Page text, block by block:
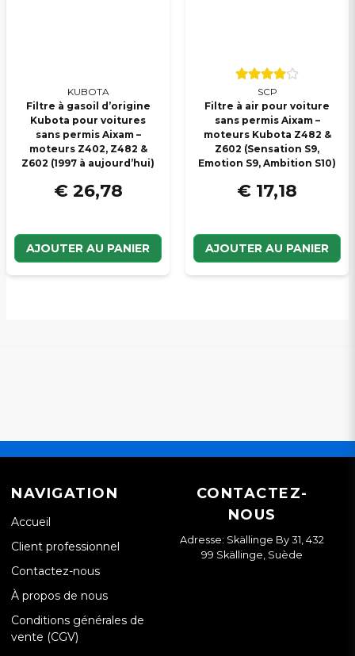
KUBOTA
Filtre à gasoil d’origine
Kubota pour voitures
sans permis Aixam –
moteurs Z402, Z482 &
Z602 (1997 à aujourd’hui)
€ 26,78
AJOUTER AU PANIER
SCP
Filtre à air pour voiture
sans permis Aixam –
moteurs Kubota Z482 &
Z602 (Sensation S9,
Emotion S9, Ambition S10)
€ 17,18
AJOUTER AU PANIER
NAVIGATION
Accueil
Client professionnel
Contactez-nous
À propos de nous
Conditions générales de
vente (CGV)
CONTACTEZ-
NOUS
Adresse: Skällinge By 31, 432
99 Skällinge, Suède